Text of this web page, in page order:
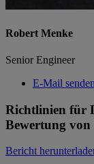
Robert Menke
Senior Engineer
E-Mail senden
Richtlinien für
Bewertung von
Bericht